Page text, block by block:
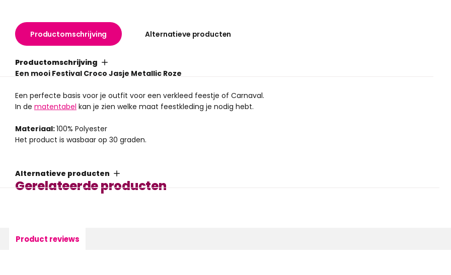
Productomschrijving Alternatieve producten
Productomschrijving
Een mooi Festival Croco Jasje Metallic Roze
Een perfecte basis voor je outfit voor een verkleed feestje of Carnaval.
In de matentabel kan je zien welke maat feestkleding je nodig hebt.
Materiaal:100% Polyester
Het product is wasbaar op 30 graden.
Alternatieve producten
Gerelateerde producten
Product reviews